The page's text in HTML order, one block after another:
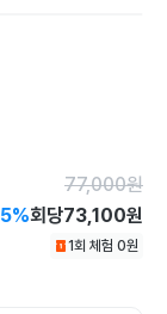
77,000원
5%회당73,100원
1회 체험 0원